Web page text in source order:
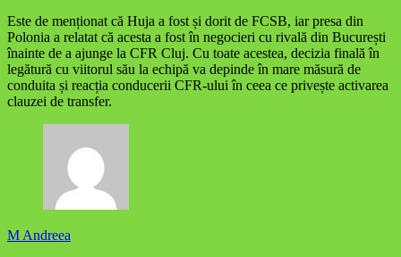
Este de menționat că Huja a fost și dorit de FCSB, iar presa din
Polonia a relatat că acesta a fost în negocieri cu rivală din București
înainte de a ajunge la CFR Cluj. Cu toate acestea, decizia finală în
legătură cu viitorul său la echipă va depinde în mare măsură de
conduita și reacția conducerii CFR-ului în ceea ce privește activarea
clauzei de transfer.
M Andreea